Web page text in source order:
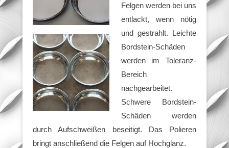
Felgen werden bei uns
entlackt, wenn nötig
und gestrahlt. Leichte
Bordstein-Schäden
werden im Toleranz-
Bereich
nachgearbeitet.
Schwere Bordstein-
Schäden werden
durch Aufschweißen beseitigt. Das Polieren
bringt anschließend die Felgen auf Hochglanz.